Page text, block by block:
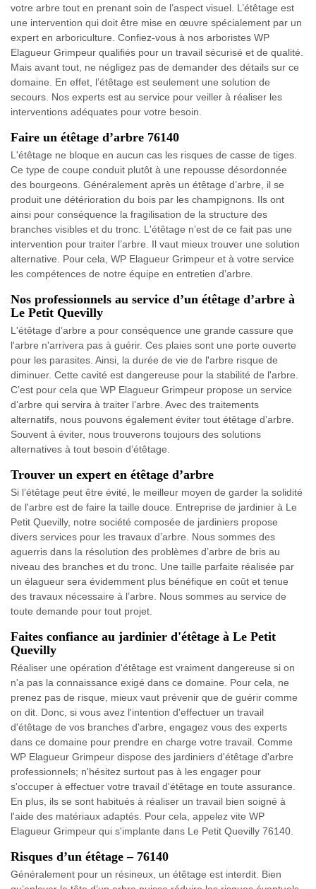
votre arbre tout en prenant soin de l’aspect visuel. L’étêtage est
une intervention qui doit être mise en œuvre spécialement par un
expert en arboriculture. Confiez-vous à nos arboristes WP
Elagueur Grimpeur qualifiés pour un travail sécurisé et de qualité.
Mais avant tout, ne négligez pas de demander des détails sur ce
domaine. En effet, l’étêtage est seulement une solution de
secours. Nos experts est au service pour veiller à réaliser les
interventions adéquates pour votre besoin.
Faire un étêtage d’arbre 76140
L'étêtage ne bloque en aucun cas les risques de casse de tiges.
Ce type de coupe conduit plutôt à une repousse désordonnée
des bourgeons. Généralement après un étêtage d’arbre, il se
produit une détérioration du bois par les champignons. Ils ont
ainsi pour conséquence la fragilisation de la structure des
branches visibles et du tronc. L'étêtage n’est de ce fait pas une
intervention pour traiter l’arbre. Il vaut mieux trouver une solution
alternative. Pour cela, WP Elagueur Grimpeur et à votre service
les compétences de notre équipe en entretien d’arbre.
Nos professionnels au service d’un étêtage d’arbre à
Le Petit Quevilly
L'étêtage d’arbre a pour conséquence une grande cassure que
l'arbre n'arrivera pas à guérir. Ces plaies sont une porte ouverte
pour les parasites. Ainsi, la durée de vie de l'arbre risque de
diminuer. Cette cavité est dangereuse pour la stabilité de l'arbre.
C’est pour cela que WP Elagueur Grimpeur propose un service
d’arbre qui servira à traiter l’arbre. Avec des traitements
alternatifs, nous pouvons également éviter tout étêtage d’arbre.
Souvent à éviter, nous trouverons toujours des solutions
alternatives à tout besoin d’étêtage.
Trouver un expert en étêtage d’arbre
Si l’étêtage peut être évité, le meilleur moyen de garder la solidité
de l'arbre est de faire la taille douce. Entreprise de jardinier à Le
Petit Quevilly, notre société composée de jardiniers propose
divers services pour les travaux d’arbre. Nous sommes des
aguerris dans la résolution des problèmes d’arbre de bris au
niveau des branches et du tronc. Une taille parfaite réalisée par
un élagueur sera évidemment plus bénéfique en coût et tenue
des travaux nécessaire à l’arbre. Nous sommes au service de
toute demande pour tout projet.
Faites confiance au jardinier d'étêtage à Le Petit
Quevilly
Réaliser une opération d'étêtage est vraiment dangereuse si on
n'a pas la connaissance exigé dans ce domaine. Pour cela, ne
prenez pas de risque, mieux vaut prévenir que de guérir comme
on dit. Donc, si vous avez l'intention d'effectuer un travail
d'étêtage de vos branches d'arbre, engagez vous des experts
dans ce domaine pour prendre en charge votre travail. Comme
WP Elagueur Grimpeur dispose des jardiniers d'étêtage d'arbre
professionnels; n'hésitez surtout pas à les engager pour
s'occuper à effectuer votre travail d'étêtage en toute assurance.
En plus, ils se sont habitués à réaliser un travail bien soigné à
l'aide des matériaux adaptés. Pour cela, appelez vite WP
Elagueur Grimpeur qui s'implante dans Le Petit Quevilly 76140.
Risques d’un étêtage – 76140
Généralement pour un résineux, un étêtage est interdit. Bien